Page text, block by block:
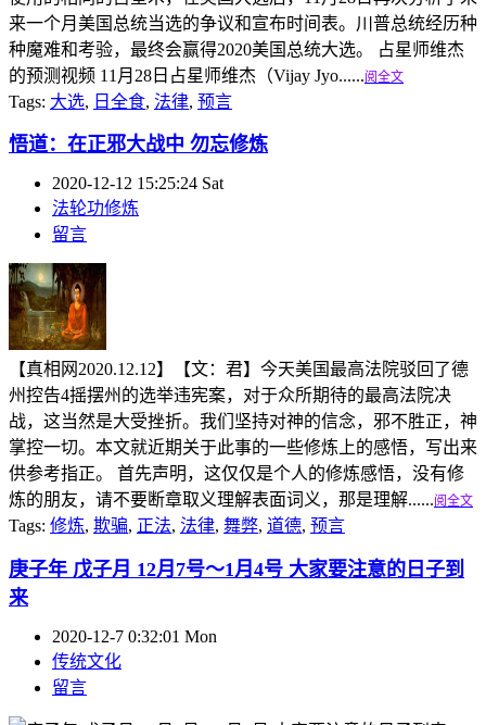
来一个月美国总统当选的争议和宣布时间表。川普总统经历种
种魔难和考验，最终会赢得2020美国总统大选。 占星师维杰
的预测视频 11月28日占星师维杰（Vijay Jyo......阅全文
Tags: 大选, 日全食, 法律, 预言
悟道：在正邪大战中 勿忘修炼
2020-12-12 15:25:24 Sat
法轮功修炼
留言
【真相网2020.12.12】【文：君】今天美国最高法院驳回了德
州控告4摇摆州的选举违宪案，对于众所期待的最高法院决
战，这当然是大受挫折。我们坚持对神的信念，邪不胜正，神
掌控一切。本文就近期关于此事的一些修炼上的感悟，写出来
供参考指正。 首先声明，这仅仅是个人的修炼感悟，没有修
炼的朋友，请不要断章取义理解表面词义，那是理解......阅全文
Tags: 修炼, 欺骗, 正法, 法律, 舞弊, 道德, 预言
庚子年 戊子月 12月7号～1月4号 大家要注意的日子到
来
2020-12-7 0:32:01 Mon
传统文化
留言